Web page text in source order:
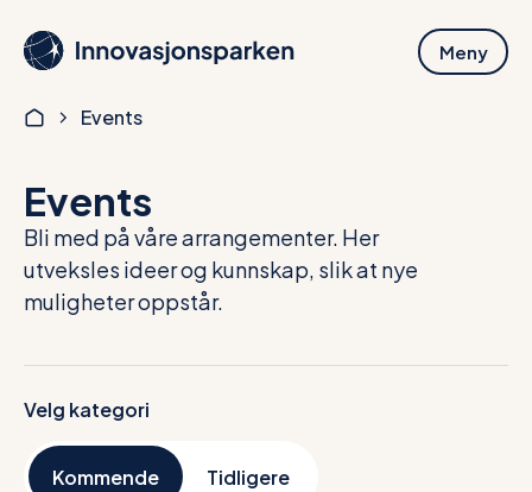
hovedinnhold
Meny
Events
Events
Bli med på våre arrangementer. Her
utveksles ideer og kunnskap, slik at nye
muligheter oppstår.
Velg kategori
Kommende Tidligere